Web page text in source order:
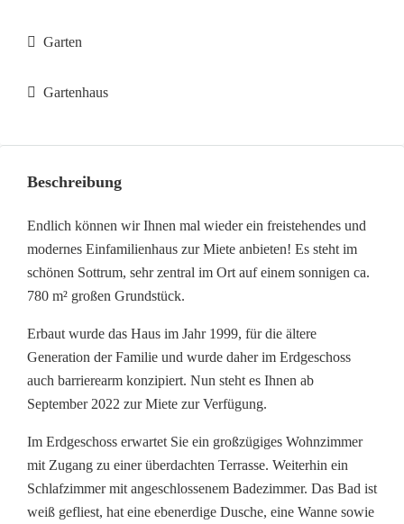
Garten
Gartenhaus
Beschreibung
Endlich können wir Ihnen mal wieder ein freistehendes und
modernes Einfamilienhaus zur Miete anbieten! Es steht im
schönen Sottrum, sehr zentral im Ort auf einem sonnigen ca.
780 m² großen Grundstück.
Erbaut wurde das Haus im Jahr 1999, für die ältere
Generation der Familie und wurde daher im Erdgeschoss
auch barrierearm konzipiert. Nun steht es Ihnen ab
September 2022 zur Miete zur Verfügung.
Im Erdgeschoss erwartet Sie ein großzügiges Wohnzimmer
mit Zugang zu einer überdachten Terrasse. Weiterhin ein
Schlafzimmer mit angeschlossenem Badezimmer. Das Bad ist
weiß gefliest, hat eine ebenerdige Dusche, eine Wanne sowie